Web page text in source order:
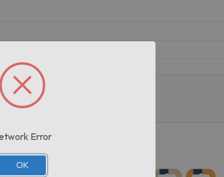
correlati
Error
OK